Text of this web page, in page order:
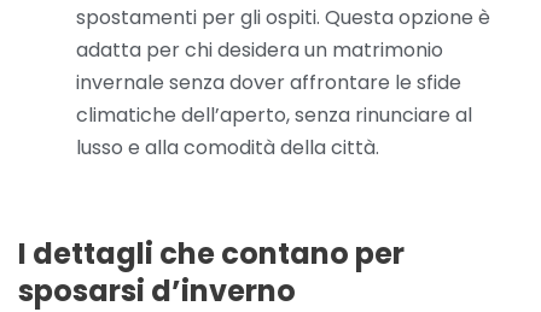
spostamenti per gli ospiti. Questa opzione è
adatta per chi desidera un matrimonio
invernale senza dover affrontare le sfide
climatiche dell’aperto, senza rinunciare al
lusso e alla comodità della città.
I dettagli che contano per
sposarsi d’inverno